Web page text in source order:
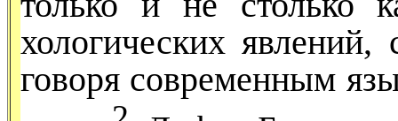
хологических явлений,
гово­ря современным